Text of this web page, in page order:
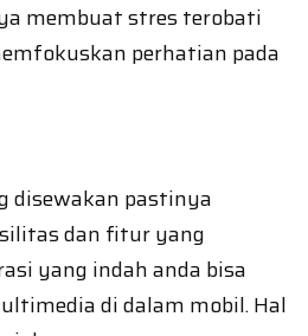
membuat stres terobati
perhatian pada
disewakan pastinya
dan fitur yang
yang indah anda bisa
di dalam mobil. Hal